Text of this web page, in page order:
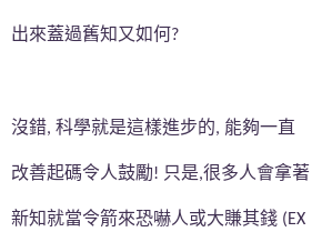
出來蓋過舊知又如何?
沒錯, 科學就是這樣進步的, 能夠一直
改善起碼令人鼓勵! 只是,很多人會拿著
新知就當令箭來恐嚇人或大賺其錢 (EX